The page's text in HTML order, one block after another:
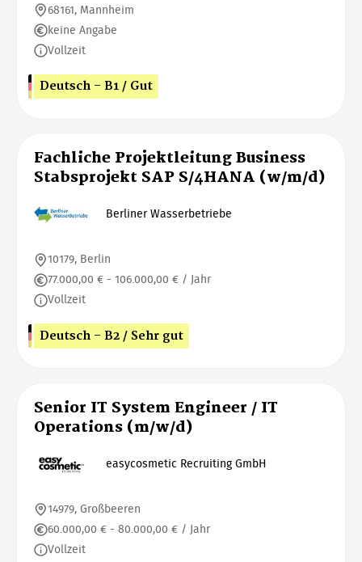
68161, Mannheim
keine Angabe
Vollzeit
Deutsch - B1 / Gut
Fachliche Projektleitung Business
Stabsprojekt SAP S/4HANA (w/m/d)
Berliner Wasserbetriebe
10179, Berlin
77.000,00 € - 106.000,00 € / Jahr
Vollzeit
Deutsch - B2 / Sehr gut
Senior IT System Engineer / IT
Operations (m/w/d)
easycosmetic Recruiting GmbH
14979, Großbeeren
60.000,00 € - 80.000,00 € / Jahr
Vollzeit